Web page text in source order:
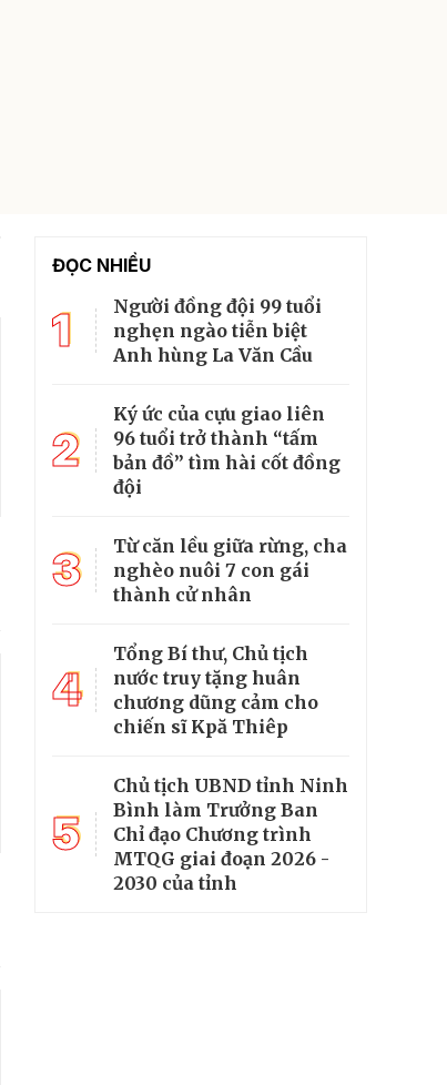
ĐỌC NHIỀU
1
Người đồng đội 99 tuổi
nghẹn ngào tiễn biệt
Anh hùng La Văn Cầu
2
Ký ức của cựu giao liên
96 tuổi trở thành “tấm
bản đồ” tìm hài cốt đồng
đội
3
Từ căn lều giữa rừng, cha
nghèo nuôi 7 con gái
thành cử nhân
4
Tổng Bí thư, Chủ tịch
nước truy tặng huân
chương dũng cảm cho
chiến sĩ Kpă Thiêp
5
Chủ tịch UBND tỉnh Ninh
Bình làm Trưởng Ban
Chỉ đạo Chương trình
MTQG giai đoạn 2026 -
2030 của tỉnh